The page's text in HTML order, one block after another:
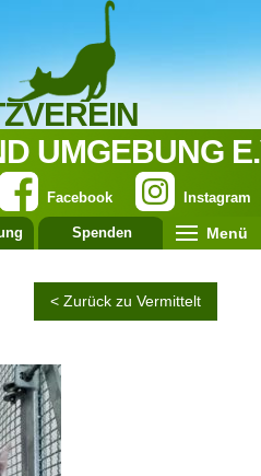
UMGEBUNG
Instagram
Facebook
Spenden Menü
< Zurück zu Vermittelt